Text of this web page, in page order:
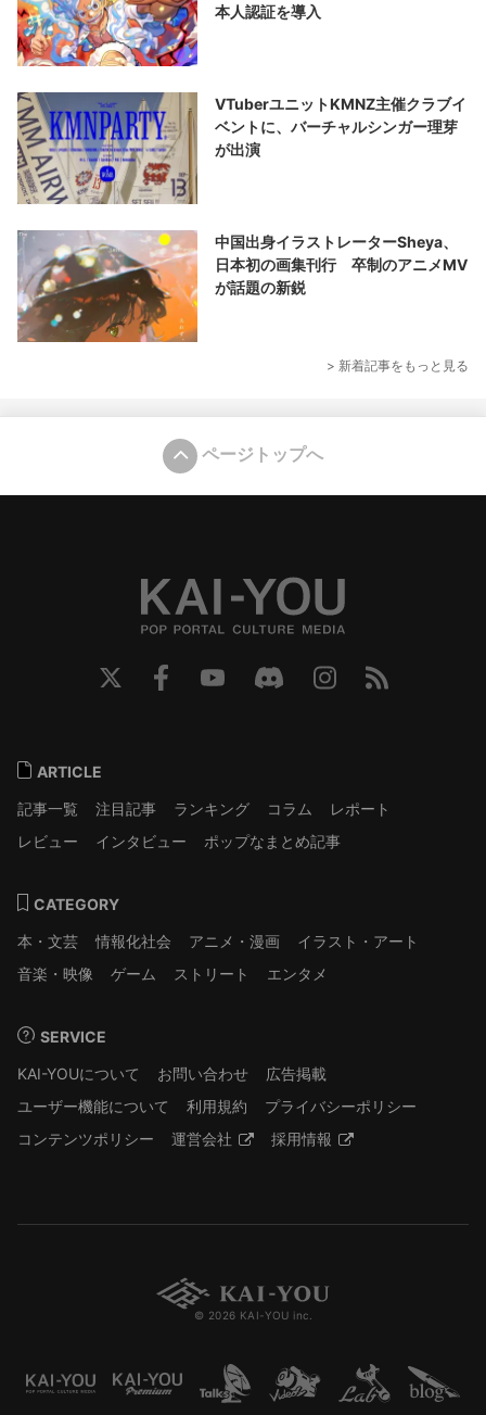
本人認証を導入
VTuberユニットKMNZ主催クラブイ
ベントに、バーチャルシンガー理芽
が出演
中国出身イラストレーターSheya、
日本初の画集刊行 卒制のアニメMV
が話題の新鋭
> 新着記事をもっと見る
ページトップへ
ARTICLE
記事一覧
注目記事 ランキング コラム
レポート
レビュー
インタビュー ポップなまとめ記事
CATEGORY
本・文芸
情報化社会 アニメ・漫画
イラスト・アート
音楽・映像
ゲーム ストリート エンタメ
SERVICE
KAI-YOUについて
お問い合わせ
広告掲載
ユーザー機能について
利用規約
プライバシーポリシー
コンテンツポリシー
運営会社 採用情報
© 2026 KAI-YOU inc.